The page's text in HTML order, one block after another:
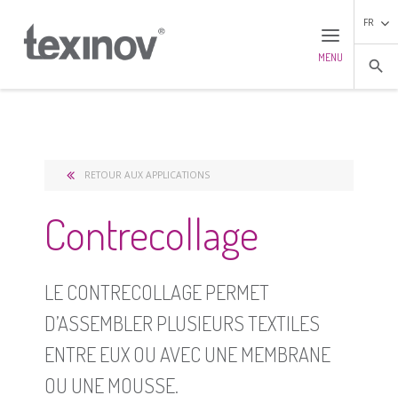
MENU
FR
search
RETOUR AUX APPLICATIONS
Contrecollage
LE CONTRECOLLAGE PERMET
D’ASSEMBLER PLUSIEURS TEXTILES
ENTRE EUX OU AVEC UNE MEMBRANE
OU UNE MOUSSE.